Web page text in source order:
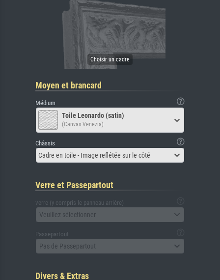
Moyen et brancard
Médium
Toile Leonardo (satin)
(Canvas Venezia)
Châssis
Cadre en toile - Image reflétée sur le côté
Verre et Passepartout
verre (y compris le panneau arrière)
Veuillez sélectionner
Passepartout
Pas de Passepartout
Divers & Extras